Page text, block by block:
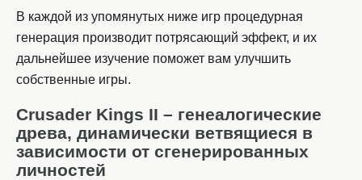
В каждой из упомянутых ниже игр процедурная
генерация производит потрясающий эффект, и их
дальнейшее изучение поможет вам улучшить
собственные игры.
Crusader Kings II – генеалогические
древа, динамически ветвящиеся в
зависимости от сгенерированных
личностей